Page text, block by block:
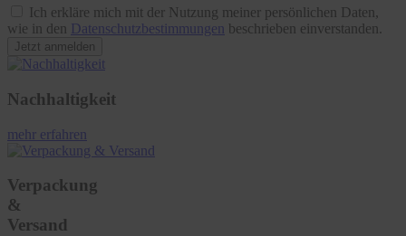
Ich erkläre mich mit der Nutzung meiner persönlichen Daten,
wie in den Datenschutzbestimmungen beschrieben einverstanden.
Jetzt anmelden
Nachhaltigkeit
mehr erfahren
Verpackung
&
Versand